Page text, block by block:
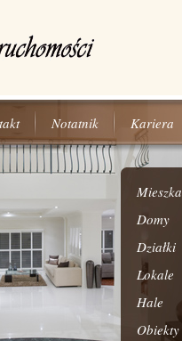
Notatnik Kariera
Domy
Działki
Lokale
Hale
Obiekty